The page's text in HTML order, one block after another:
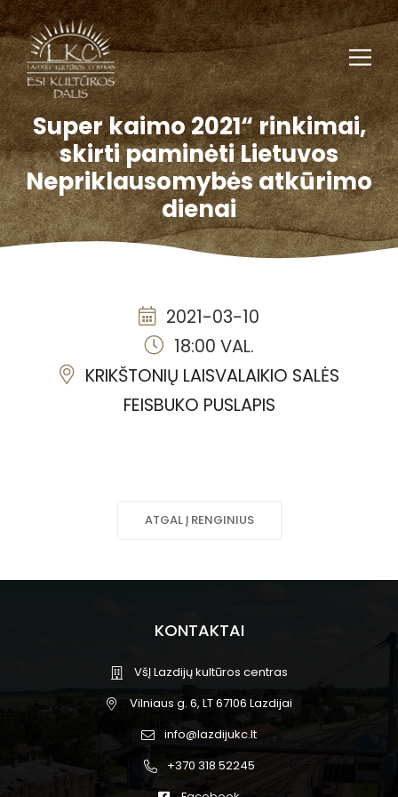
Super kaimo 2021“ rinkimai,
skirti paminėti Lietuvos
Nepriklausomybės atkūrimo
dienai
2021-03-10
18:00 VAL.
KRIKŠTONIŲ LAISVALAIKIO SALĖS
FEISBUKO PUSLAPIS
ATGAL Į RENGINIUS
KONTAKTAI
VšĮ Lazdijų kultūros centras
Vilniaus g. 6, LT 67106 Lazdijai
info@lazdijukc.lt
+370 318 52245